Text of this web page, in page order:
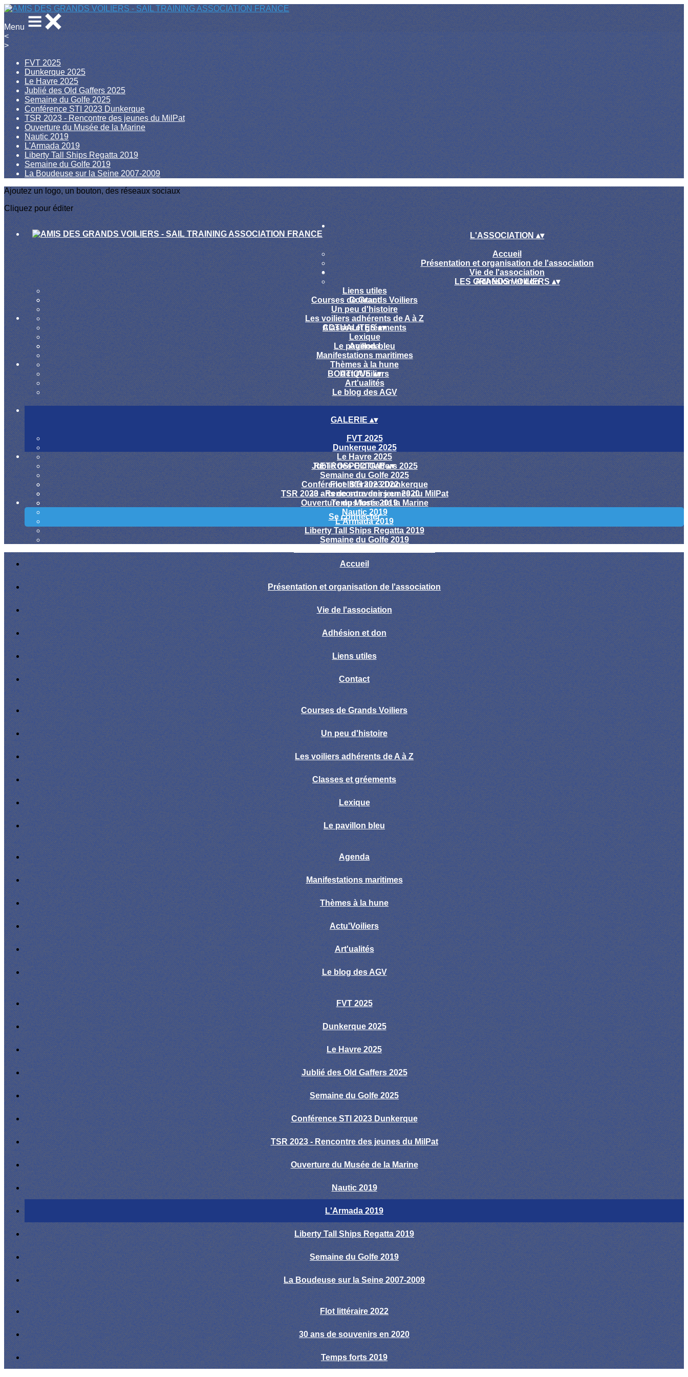
Menu
<
>
FVT 2025
Dunkerque 2025
Le Havre 2025
Jublié des Old Gaffers 2025
Semaine du Golfe 2025
Conférence STI 2023 Dunkerque
TSR 2023 - Rencontre des jeunes du MilPat
Ouverture du Musée de la Marine
Nautic 2019
L'Armada 2019
Liberty Tall Ships Regatta 2019
Semaine du Golfe 2019
La Boudeuse sur la Seine 2007-2009
Ajoutez un logo, un bouton, des réseaux sociaux
Cliquez pour éditer
L'ASSOCIATION ▴▾
Accueil
Présentation et organisation de l'association
Vie de l'association
Adhésion et don
Liens utiles
Contact
LES GRANDS VOILIERS▴▾
Courses de Grands Voiliers
Un peu d'histoire
Les voiliers adhérents de A à Z
Classes et gréements
Lexique
Le pavillon bleu
ACTUALITES▴▾
Agenda
Manifestations maritimes
Thèmes à la hune
Actu'Voiliers
Art'ualités
Le blog des AGV
BOUTIQUE▴▾
GALERIE ▴▾
FVT 2025
Dunkerque 2025
Le Havre 2025
Jublié des Old Gaffers 2025
Semaine du Golfe 2025
Conférence STI 2023 Dunkerque
TSR 2023 - Rencontre des jeunes du MilPat
Ouverture du Musée de la Marine
Nautic 2019
L'Armada 2019
Liberty Tall Ships Regatta 2019
Semaine du Golfe 2019
RETROSPECTIVE▴▾
Flot littéraire 2022
30 ans de souvenirs en 2020
Temps forts 2019
Se connecter
Accueil
Présentation et organisation de l'association
Vie de l'association
Adhésion et don
Liens utiles
Contact
Courses de Grands Voiliers
Un peu d'histoire
Les voiliers adhérents de A à Z
Classes et gréements
Lexique
Le pavillon bleu
Agenda
Manifestations maritimes
Thèmes à la hune
Actu'Voiliers
Art'ualités
Le blog des AGV
FVT 2025
Dunkerque 2025
Le Havre 2025
Jublié des Old Gaffers 2025
Semaine du Golfe 2025
Conférence STI 2023 Dunkerque
TSR 2023 - Rencontre des jeunes du MilPat
Ouverture du Musée de la Marine
Nautic 2019
L'Armada 2019
Liberty Tall Ships Regatta 2019
Semaine du Golfe 2019
La Boudeuse sur la Seine 2007-2009
Flot littéraire 2022
30 ans de souvenirs en 2020
Temps forts 2019